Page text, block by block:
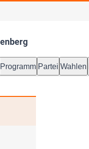
Programm Partei Wahlen